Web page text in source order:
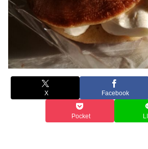
X Facebook
Pocket